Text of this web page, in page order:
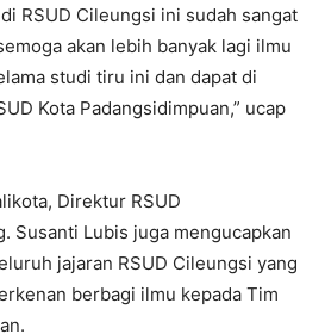
RSUD Cileungsi ini sudah sangat
akan lebih banyak lagi ilmu
studi tiru ini dan dapat di
Kota Padangsidimpuan,” ucap
Direktur RSUD
Susanti Lubis juga mengucapkan
jajaran RSUD Cileungsi yang
berbagi ilmu kepada Tim